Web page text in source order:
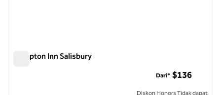
Hampton Inn Salisbury
Dari* $136
Diskon Honors Tidak dapat